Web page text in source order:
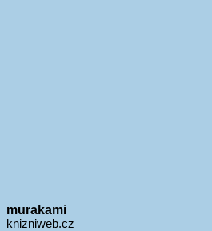
murakami
knizniweb.cz